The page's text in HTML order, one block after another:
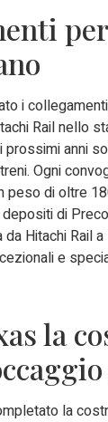
i
Rail nello
anni
Ogni
peso di oltre
di
Hitachi Rail
e
la
la